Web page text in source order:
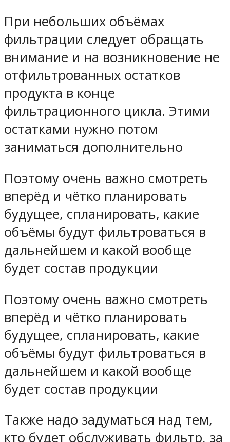
При небольших объёмах
фильтрации следует обращать
внимание и на возникновение не
отфильтрованных остатков
продукта в конце
фильтрационного цикла. Этими
остатками нужно потом
заниматься дополнительно
Поэтому очень важно смотреть
вперёд и чётко планировать
будущее, спланировать, какие
объёмы будут фильтроваться в
дальнейшем и какой вообще
будет состав продукции
Поэтому очень важно смотреть
вперёд и чётко планировать
будущее, спланировать, какие
объёмы будут фильтроваться в
дальнейшем и какой вообще
будет состав продукции
Также надо задуматься над тем,
кто будет обслуживать фильтр, за